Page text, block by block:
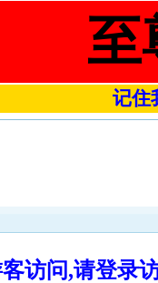
至
记住
客访问,请登